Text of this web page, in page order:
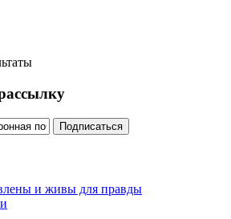
и живы для правды